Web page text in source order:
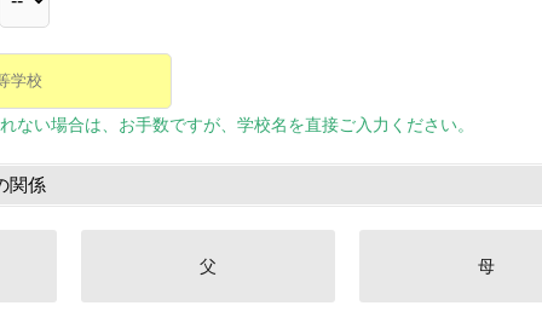
ない場合は、お手数ですが、学校名を直接ご入力ください。
関係
父 母